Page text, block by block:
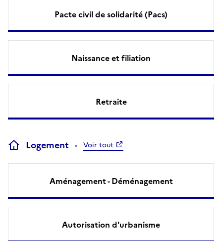
Pacte civil de solidarité (Pacs)
Naissance et filiation
Retraite
Logement Voir tout
Aménagement - Déménagement
Autorisation d'urbanisme